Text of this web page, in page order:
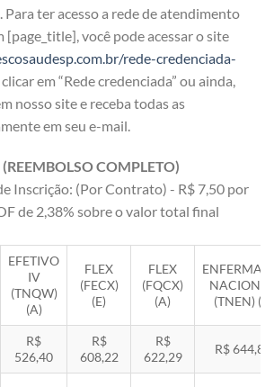
Para ter acesso a rede de atendimento
[page_title], você pode acessar o site
rede-credenciada-
em “Rede credenciada” ou ainda,
nosso site e receba todas as
em seu e-mail.
COMPLETO)
Inscrição: (Por Contrato) - R$ 7,50 por
de 2,38% sobre o valor total final
EFETIVO
IV
(TNQW)
(A)
FLEX
(FECX)
(E)
FLEX
(FQCX)
(A)
(TNEN) (E)
R$
526,40
R$
608,22
R$
622,29
R$ 644,85